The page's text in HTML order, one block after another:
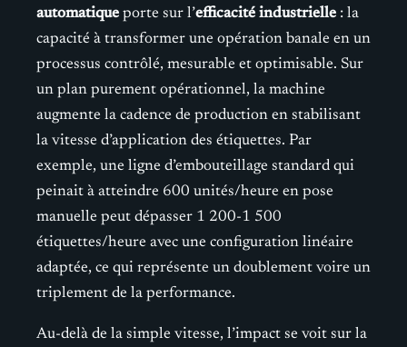
automatique porte sur l’efficacité industrielle : la
capacité à transformer une opération banale en un
processus contrôlé, mesurable et optimisable. Sur
un plan purement opérationnel, la machine
augmente la cadence de production en stabilisant
la vitesse d’application des étiquettes. Par
exemple, une ligne d’embouteillage standard qui
peinait à atteindre 600 unités/heure en pose
manuelle peut dépasser 1 200-1 500
étiquettes/heure avec une configuration linéaire
adaptée, ce qui représente un doublement voire un
triplement de la performance.
Au-delà de la simple vitesse, l’impact se voit sur la